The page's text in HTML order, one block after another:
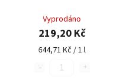
Vyprodáno
219,20 Kč
644,71 Kč / 1 l